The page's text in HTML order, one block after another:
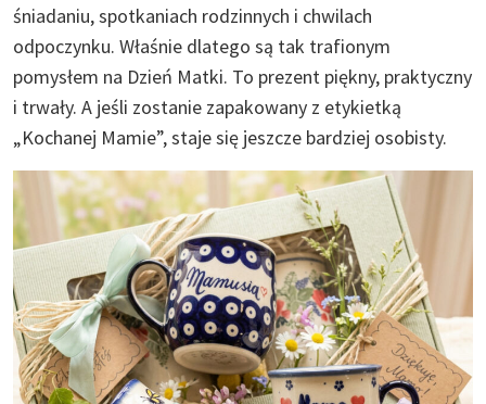
śniadaniu, spotkaniach rodzinnych i chwilach
odpoczynku. Właśnie dlatego są tak trafionym
pomysłem na Dzień Matki. To prezent piękny, praktyczny
i trwały. A jeśli zostanie zapakowany z etykietką
„Kochanej Mamie”, staje się jeszcze bardziej osobisty.